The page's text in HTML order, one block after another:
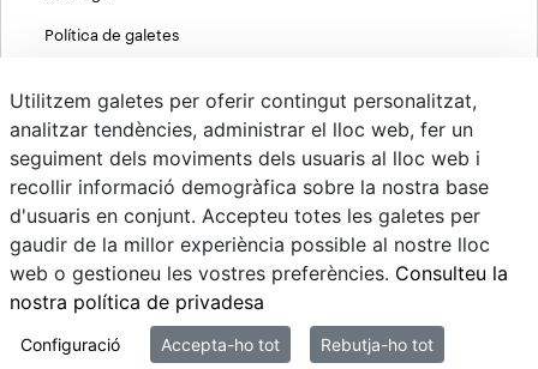
Política de galetes
Política de privacitat web
MIFID
Psd22
Canvi de Divises
Sistema intern d'informació
Utilitzem galetes per oferir contingut personalitzat,
analitzar tendències, administrar el lloc web, fer un
seguiment dels moviments dels usuaris al lloc web i
recollir informació demogràfica sobre la nostra base
d'usuaris en conjunt. Accepteu totes les galetes per
gaudir de la millor experiència possible al nostre lloc
web o gestioneu les vostres preferències. Consulteu la
nostra política de privadesa
Configuració Accepta-ho tot Rebutja-ho tot